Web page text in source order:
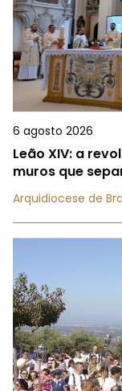
6 agosto 2026
Leão XIV: a
muros que
Arquidiocese de